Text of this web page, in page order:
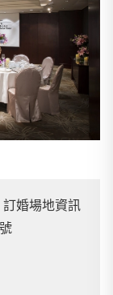
訂婚場地資訊